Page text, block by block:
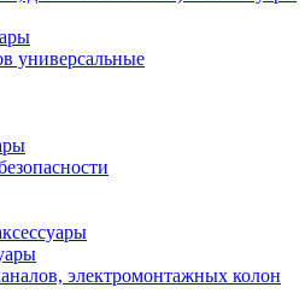
универсальные
электромонтажных колон